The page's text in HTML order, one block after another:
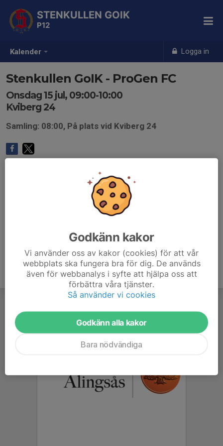
Kalender Logga in
STENKULLEN GOIK
P12
Stenkullen GoIK - ProGen FC
Onsdag 15 jul, 09:00-10:00
Kviberg 24
Samling: 08:00, På plats vid Kviberg 24
Godkänn kakor
Vi använder oss av kakor (cookies) för att vår
webbplats ska fungera bra för dig. De används
även för webbanalys i syfte att hjälpa oss att
förbättra våra tjänster.
Så använder vi cookies
Godkänn alla kakor
Bara nödvändiga